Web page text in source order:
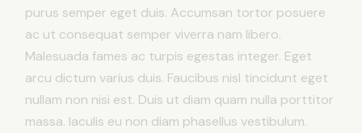
purus semper eget duis. Accumsan tortor posuere
ac ut consequat semper viverra nam libero.
Malesuada fames ac turpis egestas integer. Eget
arcu dictum varius duis. Faucibus nisl tincidunt eget
nullam non nisi est. Duis ut diam quam nulla porttitor
massa. Iaculis eu non diam phasellus vestibulum.